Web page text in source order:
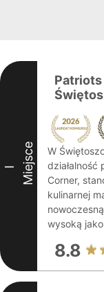
I Miejsce
W
działalność
Corner,
kulinarnej
wysoką
8.8